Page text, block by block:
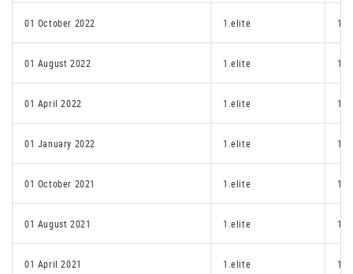
01 October 2022 1.elite
01 August 2022 1.elite
01 April 2022 1.elite
01 January 2022 1.elite
01 October 2021 1.elite
01 August 2021 1.elite
01 April 2021 1.elite